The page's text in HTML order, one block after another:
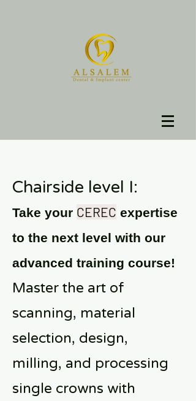
Chairside level I:
Take your CEREC expertise
to the next level with our
advanced training course! ​
Master the art of
scanning, material
selection, design,
milling, and processing
single crowns with